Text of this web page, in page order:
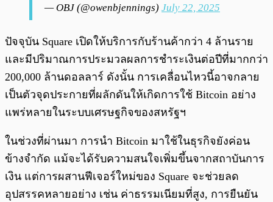
— OBJ (@owenbjennings) July 22, 2025
ปัจจุบัน Square เปิดให้บริการกับร้านค้ากว่า 4 ล้านราย
และมีปริมาณการประมวลผลการชำระเงินต่อปีที่มากกว่า
200,000 ล้านดอลลาร์ ดังนั้น การเคลื่อนไหวนี้อาจกลาย
เป็นตัวจุดประกายที่ผลักดันให้เกิดการใช้ Bitcoin อย่าง
แพร่หลายในระบบเศรษฐกิจของสหรัฐฯ
ในช่วงที่ผ่านมา การนำ Bitcoin มาใช้ในธุรกิจยังค่อน
ข้างจำกัด แม้จะได้รับความสนใจเพิ่มขึ้นจากสถาบันการ
เงิน แต่การผสานฟีเจอร์ใหม่ของ Square จะช่วยลด
อุปสรรคหลายอย่าง เช่น ค่าธรรมเนียมที่สูง, การยืนยัน